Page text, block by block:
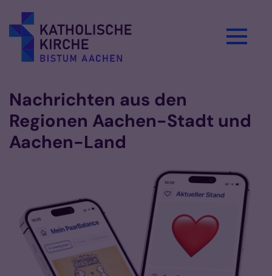
Nachrichten aus den
Regionen Aachen-Stadt und
Aachen-Land